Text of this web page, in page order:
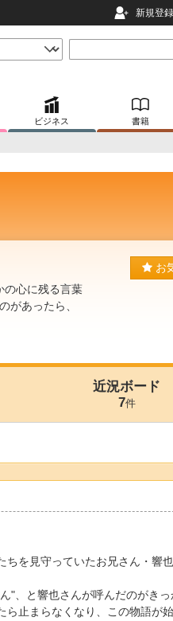
新規登録
ビジネス 書籍
の心に残る言葉
があったら、
お
近況ボード
7件
を見守っていたお兄さん・響
"、と響也さんが呼んだのがき
止まらなくなり、この物語が始